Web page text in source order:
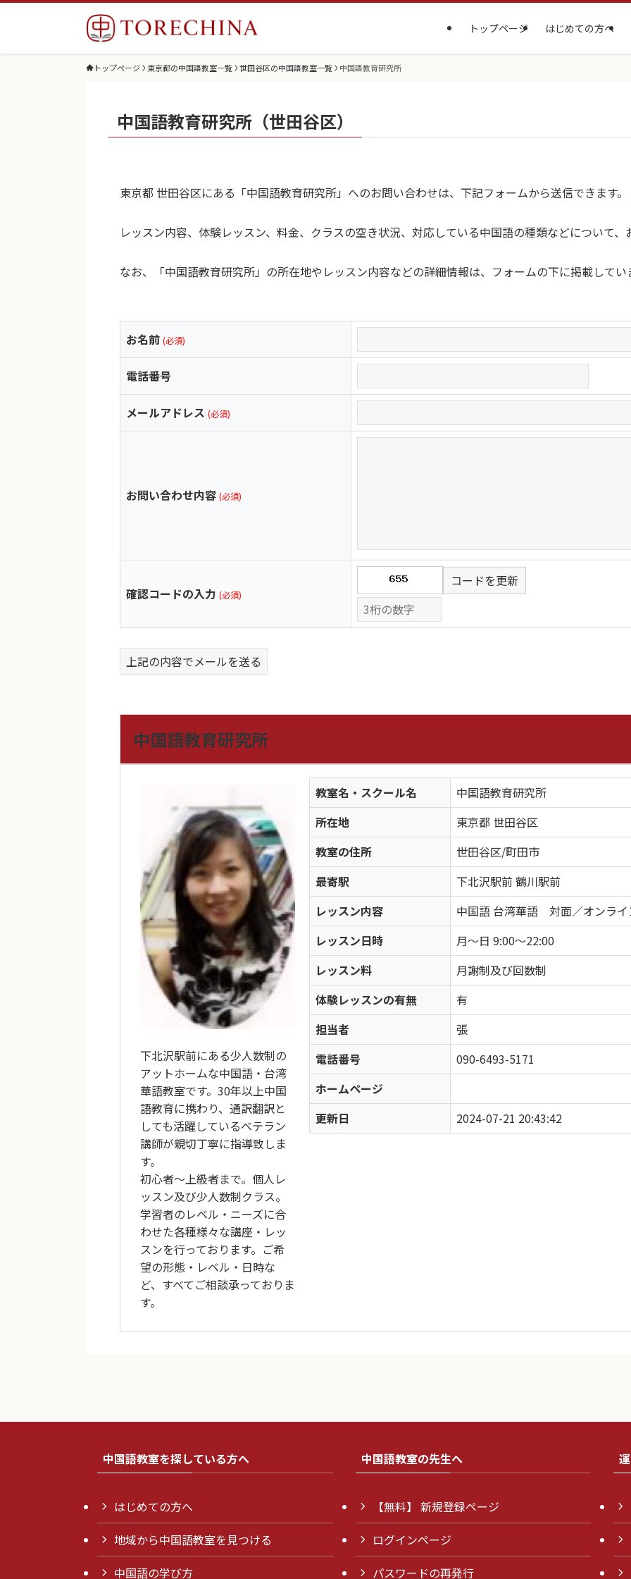
トップページ はじめての方へ
トップページ 東京都の中国語教室一覧 世田谷区の中国語教室一覧 中国語教育研究所
中国語教育研究所（世田谷区）
東京都 世田谷区にある「中国語教育研究所」へのお問い合わせは、下記フォームから送信できます。
レッスン内容、体験レッスン、料金、クラスの空き状況、対応している中国語の種類などについて
なお、「中国語教育研究所」の所在地やレッスン内容などの詳細情報は、フォームの下に掲載してい
お名前 (必須)
電話番号
メールアドレス (必須)
お問い合わせ内容 (必須)
確認コードの入力 (必須)
コードを更新
上記の内容でメールを送る
中国語教育研究所
下北沢駅前にある少人数制の
アットホームな中国語・台湾
華語教室です。30年以上中国
語教育に携わり、通訳翻訳と
しても活躍しているベテラン
講師が親切丁寧に指導致しま
す。
初心者～上級者まで。個人レ
ッスン及び少人数制クラス。
学習者のレベル・ニーズに合
わせた各種様々な講座・レッ
スンを行っております。ご希
望の形態・レベル・日時な
ど、すべてご相談承っておりま
す。
教室名・スクール名
中国語教育研究所
所在地
東京都 世田谷区
教室の住所
世田谷区/町田市
最寄駅
下北沢駅前 鶴川駅前
レッスン内容
中国語 台湾華語 対面／オンライ
レッスン日時
月～日 9:00～22:00
レッスン料
月謝制及び回数制
体験レッスンの有無
有
担当者
張
電話番号
090-6493-5171
ホームページ
更新日
2024-07-21 20:43:42
中国語教室を探している方へ
はじめての方へ
地域から中国語教室を見つける
中国語の学び方
中国語教室の先生へ
【無料】 新規登録ページ
ログインページ
パスワードの再発行